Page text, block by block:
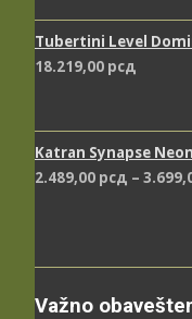
Tubertini Level
18.219,00 рсд
Katran Synapse
2.489,00 рсд –
Važno